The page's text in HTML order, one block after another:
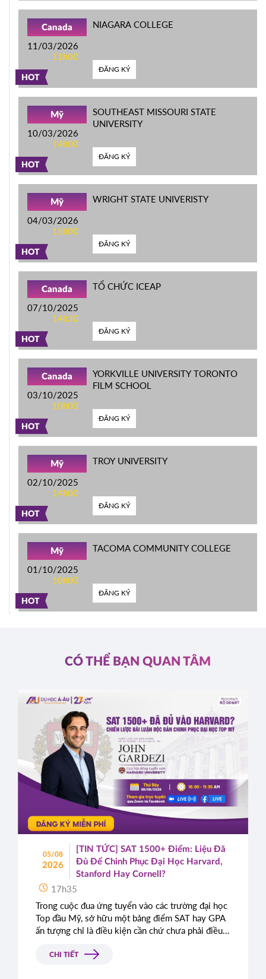
HOT
Canada
11/03/2026
11h00
NIAGARA COLLEGE
ĐĂNG KÝ
HOT
Mỹ
10/03/2026
14h00
SOUTHEAST MISSOURI STATE
UNIVERSITY
ĐĂNG KÝ
HOT
Mỹ
04/03/2026
15h00
WRIGHT STATE UNIVERISTY
ĐĂNG KÝ
HOT
Canada
07/10/2025
14h30
TỔ CHỨC ICEAP
ĐĂNG KÝ
HOT
Canada
03/10/2025
10h00
YORKVILLE UNIVERSITY TORONTO
FILM SCHOOL
ĐĂNG KÝ
HOT
Mỹ
02/10/2025
14h00
TROY UNIVERSITY
ĐĂNG KÝ
HOT
Mỹ
01/10/2025
10h00
TACOMA COMMUNITY COLLEGE
ĐĂNG KÝ
CÓ THỂ BẠN QUAN TÂM
05/08
2026
[TIN TỨC] SAT 1500+ Điểm: Liệu Đã
Đủ Để Chinh Phục Đại Học Harvard,
Stanford Hay Cornell?
17h35
Trong cuộc đua ứng tuyển vào các trường đại học
Top đầu Mỹ, sở hữu một bảng điểm SAT hay GPA
ấn tượng chỉ là điều kiện cần chứ chưa phải điều
như tuyệt đối vẫn bị từ chối chỉ vì bài luận thiếu
CHI TIẾT